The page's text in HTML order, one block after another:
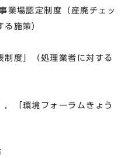
場認定制度（産廃チェッ
施策）
度」（処理業者に対する
「環境フォーラムきょう